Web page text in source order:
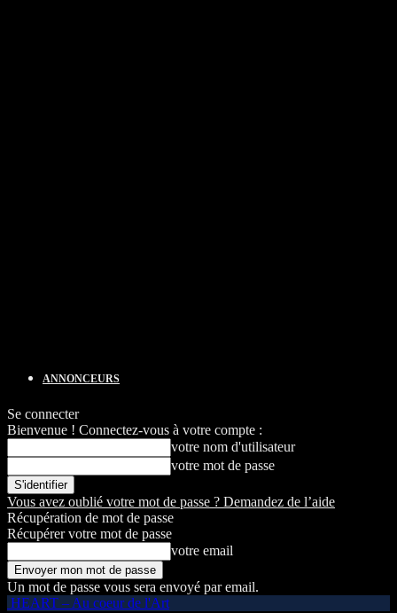
ANNONCEURS
Se connecter
Bienvenue ! Connectez-vous à votre compte :
votre nom d'utilisateur
votre mot de passe
Vous avez oublié votre mot de passe ? Demandez de l’aide
Récupération de mot de passe
Récupérer votre mot de passe
votre email
Un mot de passe vous sera envoyé par email.
HEART – Au coeur de l'Art